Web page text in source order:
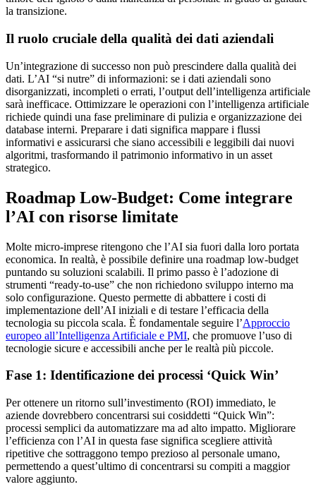
la transizione.
Il ruolo cruciale della qualità dei dati aziendali
Un’integrazione di successo non può prescindere dalla qualità dei
dati. L’AI “si nutre” di informazioni: se i dati aziendali sono
disorganizzati, incompleti o errati, l’output dell’intelligenza artificiale
sarà inefficace. Ottimizzare le operazioni con l’intelligenza artificiale
richiede quindi una fase preliminare di pulizia e organizzazione dei
database interni. Preparare i dati significa mappare i flussi
informativi e assicurarsi che siano accessibili e leggibili dai nuovi
algoritmi, trasformando il patrimonio informativo in un asset
strategico.
Roadmap Low-Budget: Come integrare
l’AI con risorse limitate
Molte micro-imprese ritengono che l’AI sia fuori dalla loro portata
economica. In realtà, è possibile definire una roadmap low-budget
puntando su soluzioni scalabili. Il primo passo è l’adozione di
strumenti “ready-to-use” che non richiedono sviluppo interno ma
solo configurazione. Questo permette di abbattere i costi di
implementazione dell’AI iniziali e di testare l’efficacia della
tecnologia su piccola scala. È fondamentale seguire l’Approccio
europeo all’Intelligenza Artificiale e PMI, che promuove l’uso di
tecnologie sicure e accessibili anche per le realtà più piccole.
Fase 1: Identificazione dei processi ‘Quick Win’
Per ottenere un ritorno sull’investimento (ROI) immediato, le
aziende dovrebbero concentrarsi sui cosiddetti “Quick Win”:
processi semplici da automatizzare ma ad alto impatto. Migliorare
l’efficienza con l’AI in questa fase significa scegliere attività
ripetitive che sottraggono tempo prezioso al personale umano,
permettendo a quest’ultimo di concentrarsi su compiti a maggior
valore aggiunto.